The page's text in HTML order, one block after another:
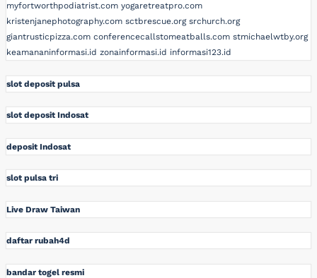
myfortworthpodiatrist.com yogaretreatpro.com
kristenjanephotography.com sctbrescue.org srchurch.org
giantrusticpizza.com conferencecallstomeatballs.com stmichaelwtby.org
keamananinformasi.id zonainformasi.id informasi123.id
slot deposit pulsa
slot deposit Indosat
deposit Indosat
slot pulsa tri
Live Draw Taiwan
daftar rubah4d
bandar togel resmi